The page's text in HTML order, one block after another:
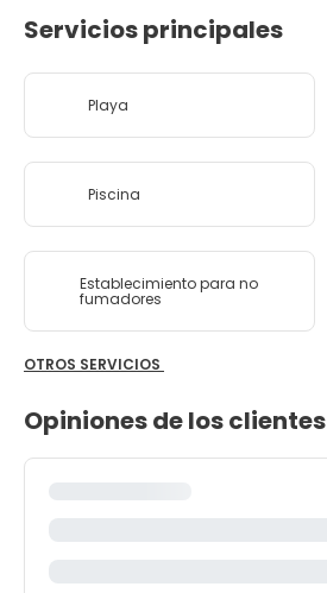
Servicios principales
Playa
Piscina
Establecimiento para no
fumadores
OTROS SERVICIOS
Opiniones de los clientes